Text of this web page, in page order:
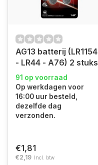
AG13 batterij (LR1154
- LR44 - A76) 2 stuks
91 op voorraad
Op werkdagen voor
16:00 uur besteld,
dezelfde dag
verzonden.
€1,81
€2,19 Incl. btw